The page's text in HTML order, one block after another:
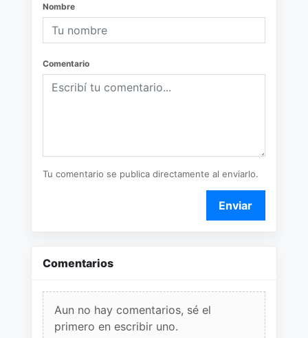
Nombre
Comentario
Tu comentario se publica directamente al enviarlo.
Enviar
Comentarios
Aun no hay comentarios, sé el
primero en escribir uno.